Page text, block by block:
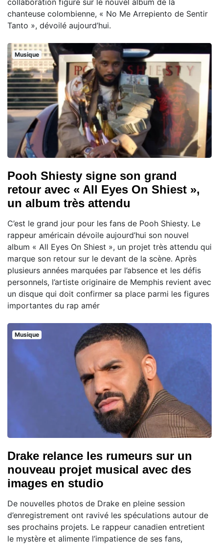
chanteuse colombienne, « No Me Arrepiento de Sentir
Tanto », dévoilé aujourd’hui.
Musique
Pooh Shiesty signe son grand
retour avec « All Eyes On Shiest »,
un album très attendu
C’est le grand jour pour les fans de Pooh Shiesty. Le
rappeur américain dévoile aujourd’hui son nouvel
album « All Eyes On Shiest », un projet très attendu qui
marque son retour sur le devant de la scène. Après
plusieurs années marquées par l’absence et les défis
personnels, l’artiste originaire de Memphis revient avec
un disque qui doit confirmer sa place parmi les figures
importantes du rap amér
Musique
Drake relance les rumeurs sur un
nouveau projet musical avec des
images en studio
De nouvelles photos de Drake en pleine session
d’enregistrement ont ravivé les spéculations autour de
ses prochains projets. Le rappeur canadien entretient
le mystère et alimente l’impatience de ses fans,